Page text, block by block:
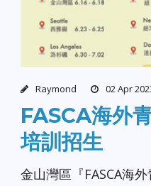
Raymond 02 Apr
FASCA海外
培訓招生
金山灣區『FASCA海